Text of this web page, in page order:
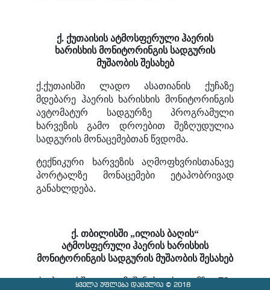
ქ. ქუთაისის ატმოსფერული ჰაერის
ხარისხის მონიტორინგის სადგურის
მუშაობის შესახებ
ქ.ქუთაისში ლადო ასათიანის ქუჩაზე
მდებარე ჰაერის ხარისხის მონიტორინგის
ავტომატურ სადგურზე პროგრამული
ხარვეზის გამო დროებით შეზღუდულია
სადგურის მონაცემებთან წვდომა.
ტექნიკური ხარვეზის აღმოფხვრისთანავე
პორტალზე მონაცემები ეტაპობრივად
განახლდება.
ქ. თბილისში „ილიას ბაღის“
ატმოსფერული ჰაერის ხარისხის
მონიტორინგის სადგურის მუშაობის შესახებ
ქ.თბილისში დ.აღმაშენებლის გამზ. 73ა
ყველა უფლება დაცულია © 2018